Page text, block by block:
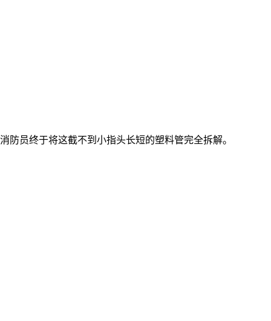
防员终于将这截不到小指头长短的塑料管完全拆解。